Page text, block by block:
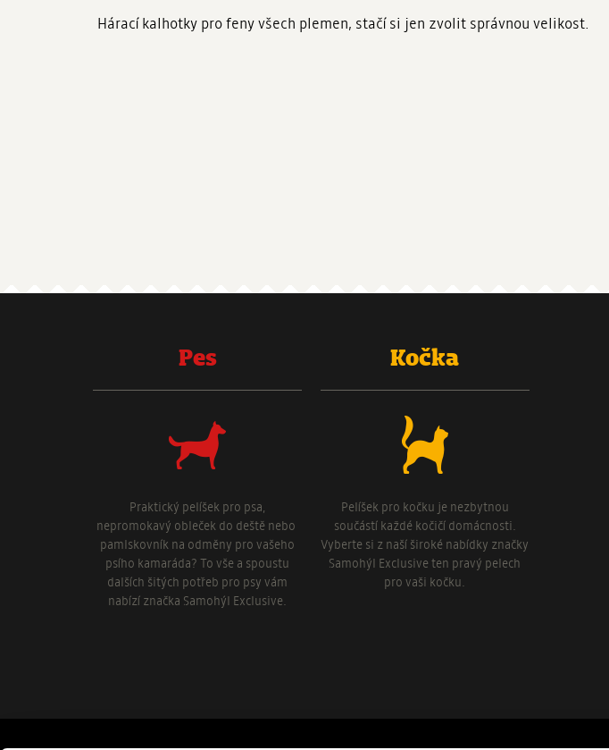
Hárací kalhotky pro feny všech plemen, stačí si jen zvolit správnou velikost.
Pes
Praktický pelíšek pro psa,
nepromokavý obleček do deště nebo
pamlskovník na odměny pro vašeho
psího kamaráda? To vše a spoustu
dalších šitých potřeb pro psy vám
nabízí značka Samohýl Exclusive.
Kočka
Pelíšek pro kočku je nezbytnou
součástí každé kočičí domácnosti.
Vyberte si z naší široké nabídky značky
Samohýl Exclusive ten pravý pelech
pro vaši kočku.